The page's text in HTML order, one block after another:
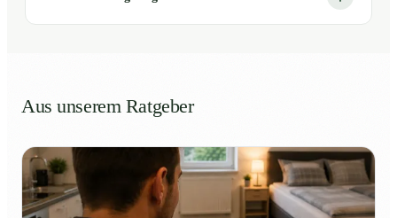
Aus unserem Ratgeber